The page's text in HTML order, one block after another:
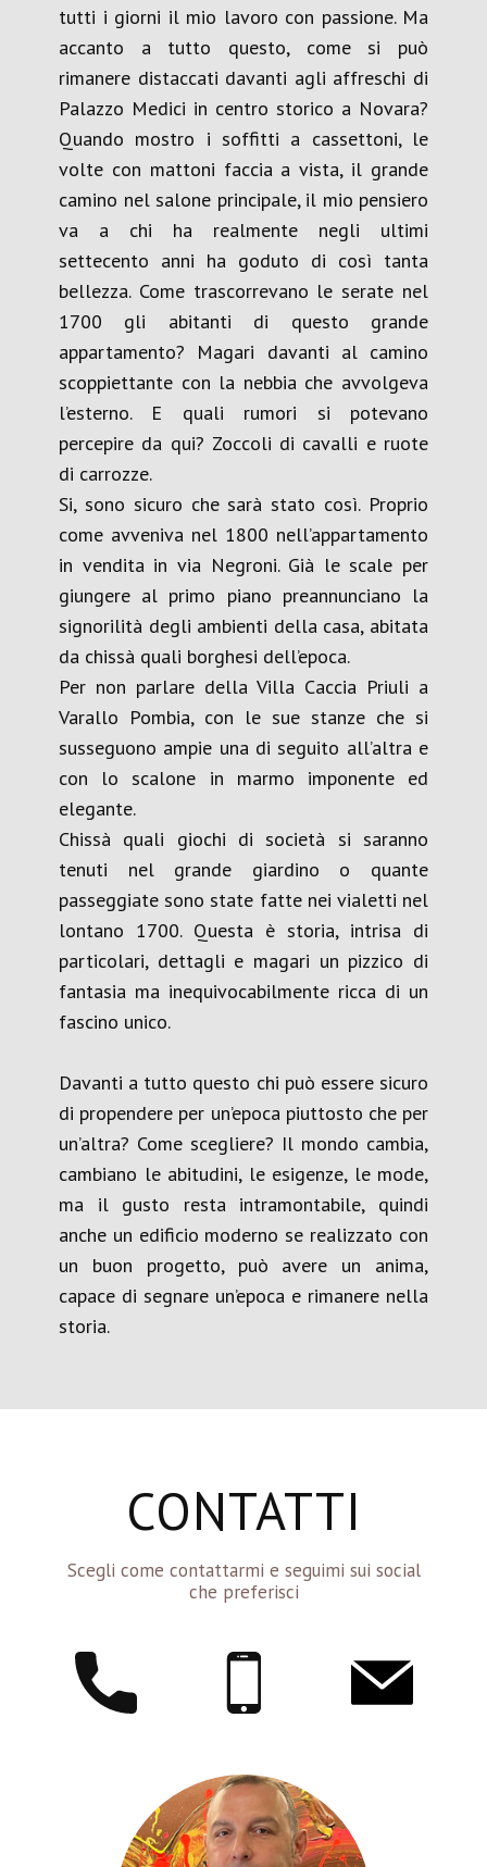
tutti i giorni il mio lavoro con passione. Ma
accanto a tutto questo, come si può
rimanere distaccati davanti agli affreschi di
Palazzo Medici in centro storico a Novara?
Quando mostro i soffitti a cassettoni, le
volte con mattoni faccia a vista, il grande
camino nel salone principale, il mio pensiero
va a chi ha realmente negli ultimi
settecento anni ha goduto di così tanta
bellezza. Come trascorrevano le serate nel
1700 gli abitanti di questo grande
appartamento? Magari davanti al camino
scoppiettante con la nebbia che avvolgeva
l’esterno. E quali rumori si potevano
percepire da qui? Zoccoli di cavalli e ruote
di carrozze.
Si, sono sicuro che sarà stato così. Proprio
come avveniva nel 1800 nell’appartamento
in vendita in via Negroni. Già le scale per
giungere al primo piano preannunciano la
signorilità degli ambienti della casa, abitata
da chissà quali borghesi dell’epoca.
Per non parlare della Villa Caccia Priuli a
Varallo Pombia, con le sue stanze che si
susseguono ampie una di seguito all’altra e
con lo scalone in marmo imponente ed
elegante.
Chissà quali giochi di società si saranno
tenuti nel grande giardino o quante
passeggiate sono state fatte nei vialetti nel
lontano 1700. Questa è storia, intrisa di
particolari, dettagli e magari un pizzico di
fantasia ma inequivocabilmente ricca di un
fascino unico.
Davanti a tutto questo chi può essere sicuro
di propendere per un’epoca piuttosto che per
un’altra? Come scegliere? Il mondo cambia,
cambiano le abitudini, le esigenze, le mode,
ma il gusto resta intramontabile, quindi
anche un edificio moderno se realizzato con
un buon progetto, può avere un anima,
capace di segnare un’epoca e rimanere nella
storia.
CONTATTI
Scegli come contattarmi e seguimi sui social
che preferisci